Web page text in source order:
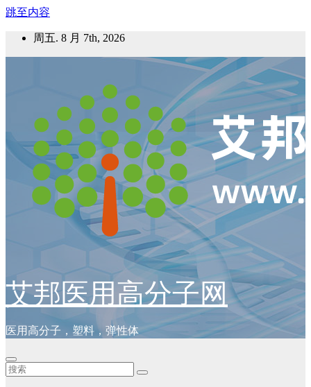
跳至内容
周五. 8 月 7th, 2026
艾邦医用高分子网
医用高分子，塑料，弹性体